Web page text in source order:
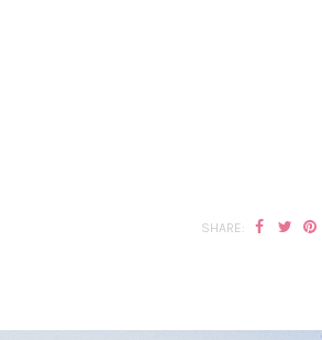
SHARE: